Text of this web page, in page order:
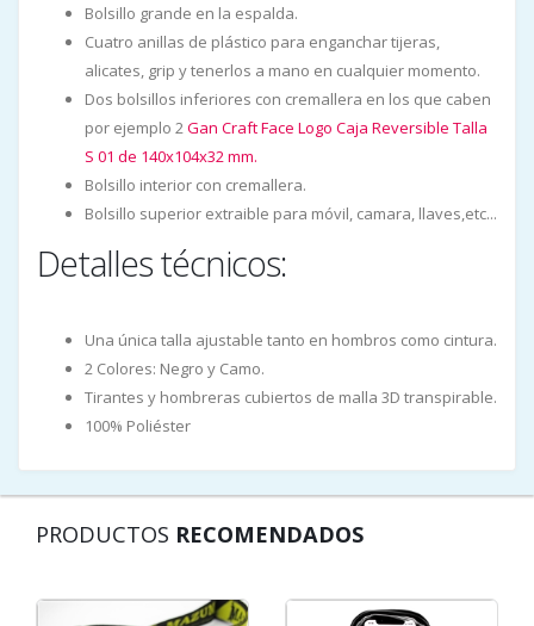
Bolsillo grande en la espalda.
Cuatro anillas de plástico para enganchar tijeras,
alicates, grip y tenerlos a mano en cualquier momento.
Dos bolsillos inferiores con cremallera en los que caben
por ejemplo 2Gan Craft Face Logo Caja Reversible Talla
S 01 de 140x104x32 mm.
Bolsillo interior con cremallera.
Bolsillo superior extraible para móvil, camara, llaves,etc...
Detalles técnicos:
Una única talla ajustable tanto en hombros como cintura.
2 Colores: Negro y Camo.
Tirantes y hombreras cubiertos de malla 3D transpirable.
100% Poliéster
PRODUCTOS RECOMENDADOS